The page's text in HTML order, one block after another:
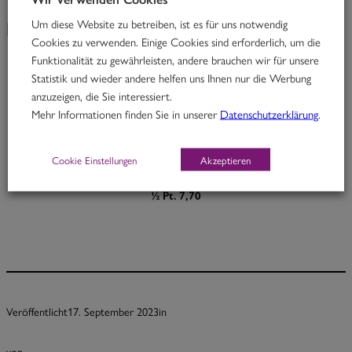
KW 37/23
Thai Rindfleischcurry mit Limettenblättern und Melanzani
½ Pt. 7,70
Veröffentlicht17. September 2023in
Um diese Website zu betreiben, ist es für uns notwendig
Cookies zu verwenden. Einige Cookies sind erforderlich, um die
Funktionalität zu gewährleisten, andere brauchen wir für unsere
Statistik und wieder andere helfen uns Ihnen nur die Werbung
anzuzeigen, die Sie interessiert.
Mehr Informationen finden Sie in unsererDatenschutzerklärung
Cookie Einstellungen Akzeptieren